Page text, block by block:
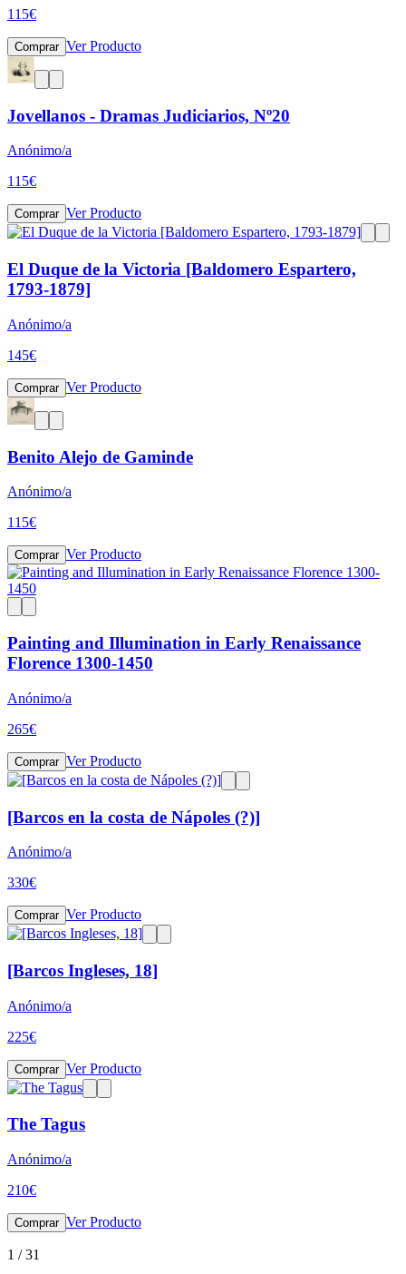
115€
Comprar Ver Producto
Jovellanos - Dramas Judiciarios, Nº20
Anónimo/a
115€
Comprar Ver Producto
El Duque de la Victoria [Baldomero Espartero,
1793-1879]
Anónimo/a
145€
Comprar Ver Producto
Benito Alejo de Gaminde
Anónimo/a
115€
Comprar Ver Producto
Painting and Illumination in Early Renaissance
Florence 1300-1450
Anónimo/a
265€
Comprar Ver Producto
[Barcos en la costa de Nápoles (?)]
Anónimo/a
330€
Comprar Ver Producto
[Barcos Ingleses, 18]
Anónimo/a
225€
Comprar Ver Producto
The Tagus
Anónimo/a
210€
Comprar Ver Producto
1 /31